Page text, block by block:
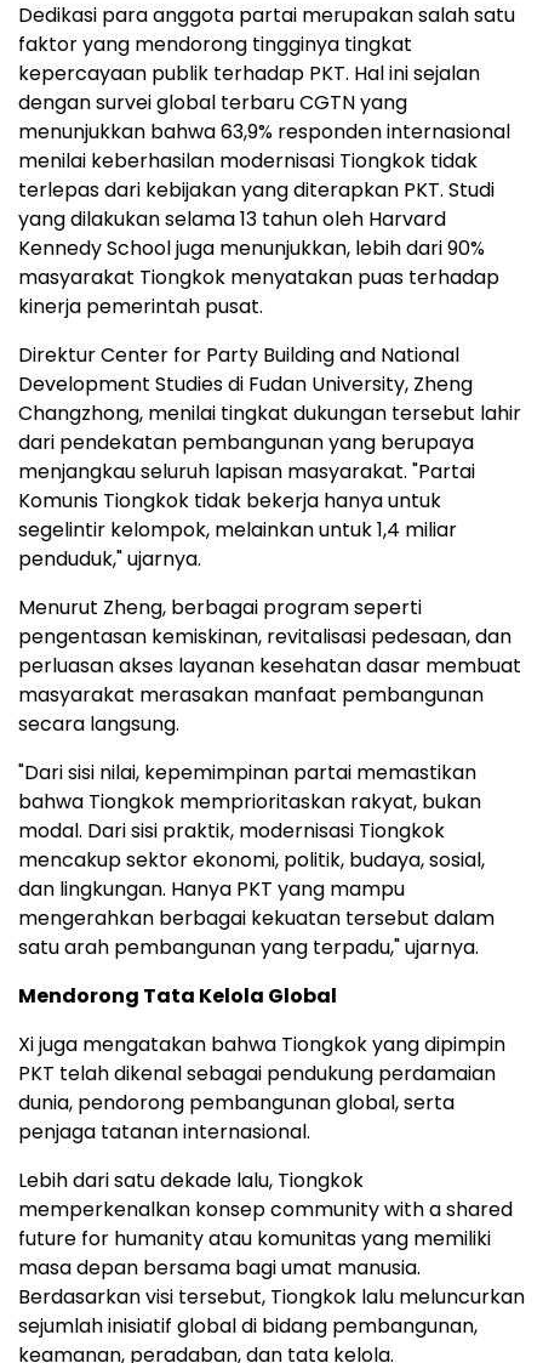
Dedikasi para anggota partai merupakan salah satu
faktor yang mendorong tingginya tingkat
kepercayaan publik terhadap PKT. Hal ini sejalan
dengan survei global terbaru CGTN yang
menunjukkan bahwa 63,9% responden internasional
menilai keberhasilan modernisasi Tiongkok tidak
terlepas dari kebijakan yang diterapkan PKT. Studi
yang dilakukan selama 13 tahun oleh Harvard
Kennedy School juga menunjukkan, lebih dari 90%
masyarakat Tiongkok menyatakan puas terhadap
kinerja pemerintah pusat.
Direktur Center for Party Building and National
Development Studies di Fudan University, Zheng
Changzhong, menilai tingkat dukungan tersebut lahir
dari pendekatan pembangunan yang berupaya
menjangkau seluruh lapisan masyarakat. "Partai
Komunis Tiongkok tidak bekerja hanya untuk
segelintir kelompok, melainkan untuk 1,4 miliar
penduduk," ujarnya.
Menurut Zheng, berbagai program seperti
pengentasan kemiskinan, revitalisasi pedesaan, dan
perluasan akses layanan kesehatan dasar membuat
masyarakat merasakan manfaat pembangunan
secara langsung.
"Dari sisi nilai, kepemimpinan partai memastikan
bahwa Tiongkok memprioritaskan rakyat, bukan
modal. Dari sisi praktik, modernisasi Tiongkok
mencakup sektor ekonomi, politik, budaya, sosial,
dan lingkungan. Hanya PKT yang mampu
mengerahkan berbagai kekuatan tersebut dalam
satu arah pembangunan yang terpadu," ujarnya.
Mendorong Tata Kelola Global
Xi juga mengatakan bahwa Tiongkok yang dipimpin
PKT telah dikenal sebagai pendukung perdamaian
dunia, pendorong pembangunan global, serta
penjaga tatanan internasional.
Lebih dari satu dekade lalu, Tiongkok
memperkenalkan konsep community with a shared
future for humanity atau komunitas yang memiliki
masa depan bersama bagi umat manusia.
Berdasarkan visi tersebut, Tiongkok lalu meluncurkan
sejumlah inisiatif global di bidang pembangunan,
keamanan, peradaban, dan tata kelola.